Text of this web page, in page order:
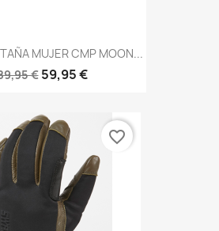
MUJER CMP MOON...
€ 59,95 €
favorite_border